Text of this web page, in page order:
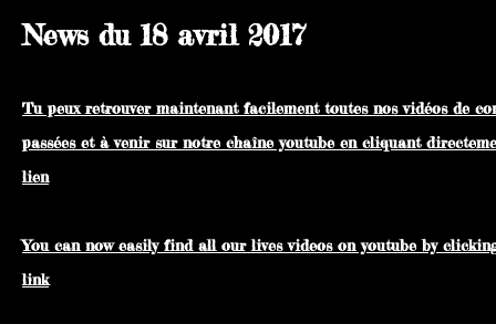
News du 18 avril 2017
Tu peux retrouver maintenant facilement toutes nos vidéos de
passées et à venir sur notre chaîne youtube en cliquant
lien
You can now easily find all our lives videos on youtube by
link